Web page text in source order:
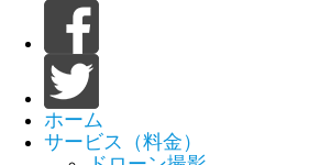
ホーム
サービス（料金）